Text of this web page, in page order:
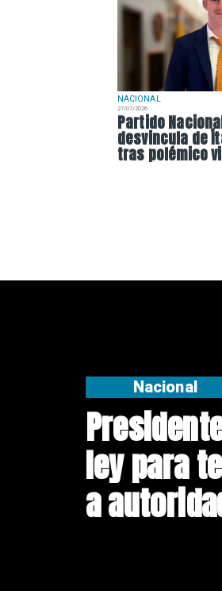
NACIONAL
27/07/2026
Partido
desvincula de
tras polémico